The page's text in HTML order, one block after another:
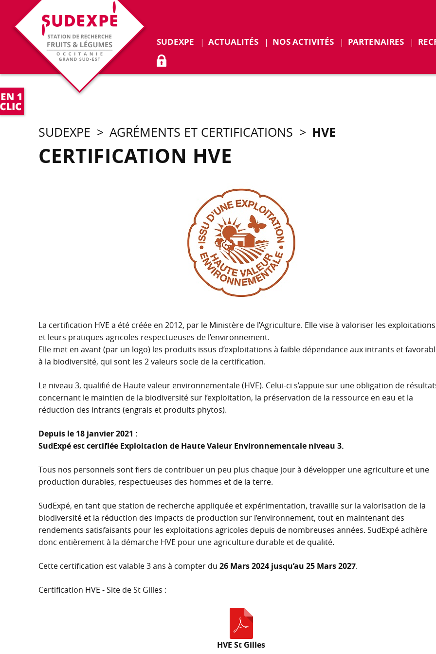
SUDEXPE Déplier
ACTUALITÉS NOS ACTIVITÉS Déplier
PARTENAIRES
ACCÈS ADHÉRENTS
SUDEXPE > AGRÉMENTS ET CERTIFICATIONS > HVE
CERTIFICATION HVE
La certification HVE a été créée en 2012, par le Ministère de l’Agriculture. Elle vise à valoriser les exploitations
et leurs pratiques agricoles respectueuses de l’environnement.
Elle met en avant (par un logo) les produits issus d’exploitations à faible dépendance aux intrants et
à la biodiversité, qui sont les 2 valeurs socle de la certification.
Le niveau 3, qualifié de Haute valeur environnementale (HVE). Celui-ci s’appuie sur une obligation de
concernant le maintien de la biodiversité sur l’exploitation, la préservation de la ressource en eau et la
réduction des intrants (engrais et produits phytos).
Depuis le 18 janvier 2021 :
SudExpé est certifiée Exploitation de Haute Valeur Environnementale niveau 3.
Tous nos personnels sont fiers de contribuer un peu plus chaque jour à développer une agriculture et une
production durables, respectueuses des hommes et de la terre.
SudExpé, en tant que station de recherche appliquée et expérimentation, travaille sur la valorisation de la
biodiversité et la réduction des impacts de production sur l’environnement, tout en maintenant des
rendements satisfaisants pour les exploitations agricoles depuis de nombreuses années. SudExpé adhère
donc entièrement à la démarche HVE pour une agriculture durable et de qualité.
Cette certification est valable 3 ans à compter du26 Mars 2024 jusqu’au 25 Mars 2027.
Certification HVE - Site de St Gilles :
HVE St Gilles